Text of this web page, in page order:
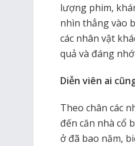
lượng phim,
nhìn thẳng vào
các nhân vật
quả và đáng
Diễn viên ai
Theo chân các
đến căn nhà cổ
ở đã bao năm,